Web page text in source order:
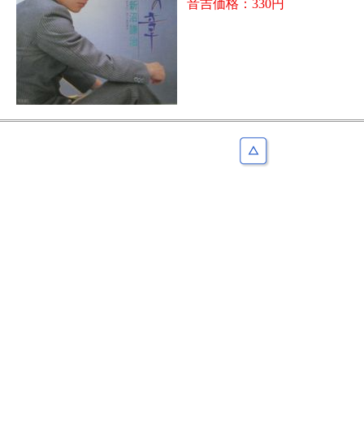
音吉価格：330円